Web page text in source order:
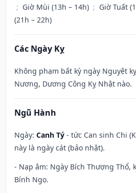
; Giờ Mùi (13h – 14h) ; Giờ Tuất
(21h – 22h)
Các Ngày Kỵ
Không phạm bất kỳ ngày Nguyệt
Nương, Dương Công Kỵ Nhật nào.
Ngũ Hành
Ngày: Canh Tý - tức Can sinh Chi
này là ngày cát (bảo nhật).
- Nạp âm: Ngày Bích Thượng Thổ,
Bính Ngọ.